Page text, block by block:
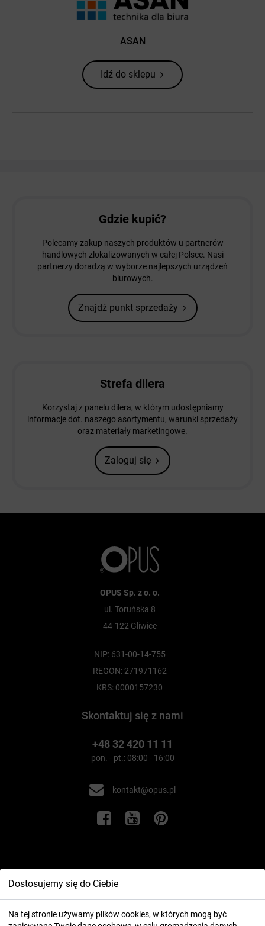
ASAN
Idź do sklepu
Dostosujemy się do Ciebie
Na tej stronie używamy plików cookies, w których mogą być
Gdzie kupić?
Polecamy zakup naszych produktów u partnerów
handlowych zlokalizowanych w całej Polsce. Nasi
partnerzy doradzą w wyborze najlepszych urządzeń
biurowych.
Znajdź punkt sprzedaży
Strefa dilera
Korzystaj z panelu dilera, w którym udostępniamy
informacje dot. naszego asortymentu, warunki sprzedaży
oraz materiały marketingowe.
Zaloguj się
OPUS Sp. z o. o.
ul. Toruńska 8
44-122 Gliwice
NIP: 631-00-14-755
REGON: 271971162
KRS: 0000157230
Skontaktuj się z nami
+48 32 420 11 11
pon. - pt.: 08:00 - 16:00
kontakt@opus.pl
Informacje
Twoje konto